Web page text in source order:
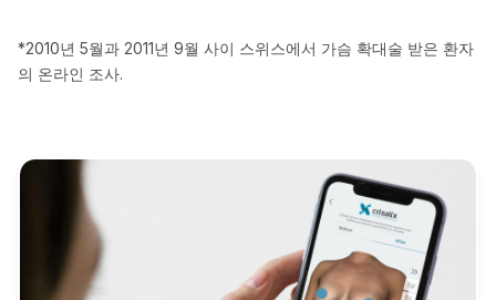
*2010년 5월과 2011년 9월 사이 스위스에서 가슴 확대술 받은 환자
의 온라인 조사.